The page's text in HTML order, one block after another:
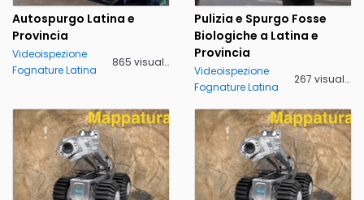
Autospurgo Latina e
Provincia
Videoispezione
Fognature Latina
865 visualizzazioni
Pulizia e Spurgo Fosse
Biologiche a Latina e
Provincia
Videoispezione
Fognature Latina
267 visualizzazioni